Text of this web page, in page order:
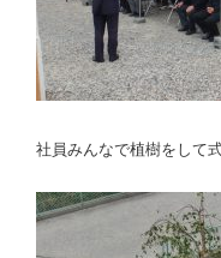
社員みんなで植樹をして